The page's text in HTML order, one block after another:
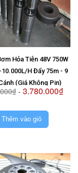
Hỏa Tiễn 48V 750W
H Đẩy 75m - 9
(Giá Không Pin)
- 3.780.000₫
Thêm vào giỏ